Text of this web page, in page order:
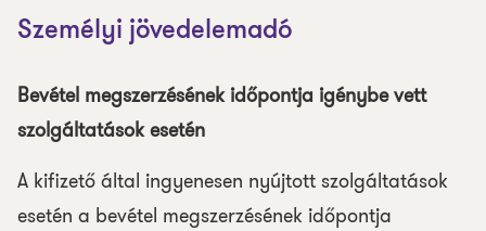
Személyi jövedelemadó
Bevétel megszerzésének időpontja igénybe vett
szolgáltatások esetén
A kifizető által ingyenesen nyújtott szolgáltatások
esetén a bevétel megszerzésének időpontja